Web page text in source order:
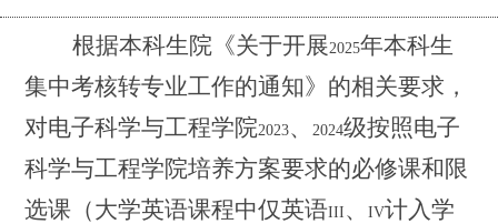
根据本科生院《关于开展2025年本科生
集中考核转专业工作的通知》的相关要求，
对电子科学与工程学院2023、2024级按照电子
科学与工程学院培养方案要求的必修课和限
选课（大学英语课程中仅英语III 、IV计入学